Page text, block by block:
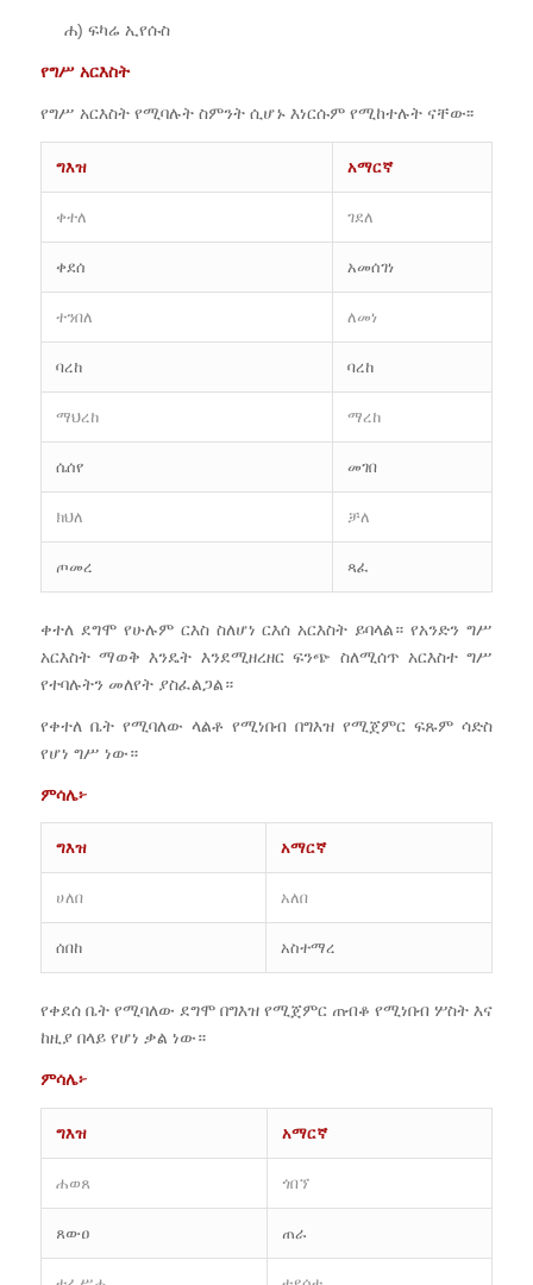
ሐ) ፍካሬ ኢየሱስ
የግሥ አርእስት
የግሥ አርእስት የሚባሉት ስምንት ሲሆኑ እነርሱም የሚከተሉት ናቸው፡፡
ግእዝ አማርኛ
ቀተለ ገደለ
ቀደሰ አመሰገነ
ተንበለ ለመነ
ባረከ ባረከ
ማህረከ ማረከ
ሴሰየ መገበ
ክህለ ቻለ
ጦመረ ጻፈ
ቀተለ ደግሞ የሁሉም ርእስ ስለሆነ ርእሰ አርእስት ይባላል። የአንድን ግሥ
አርእስት ማወቅ እንዴት እንደሚዘረዘር ፍንጭ ስለሚሰጥ አርእስተ ግሥ
የተባሉትን መለየት ያስፈልጋል።
የቀተለ ቤት የሚባለው ላልቶ የሚነበብ በግእዝ የሚጀምር ፍጹም ሳድስ
የሆነ ግሥ ነው።
ምሳሌ፦
ግእዝ አማርኛ
ሀለበ አለበ
ሰበከ አስተማረ
የቀደሰ ቤት የሚባለው ደግሞ በግእዝ የሚጀምር ጠብቆ የሚነበብ ሦስት እና
ከዚያ በላይ የሆነ ቃል ነው።
ምሳሌ፦
ግእዝ አማርኛ
ሐወጸ ጎበኘ
ጸውዐ ጠራ